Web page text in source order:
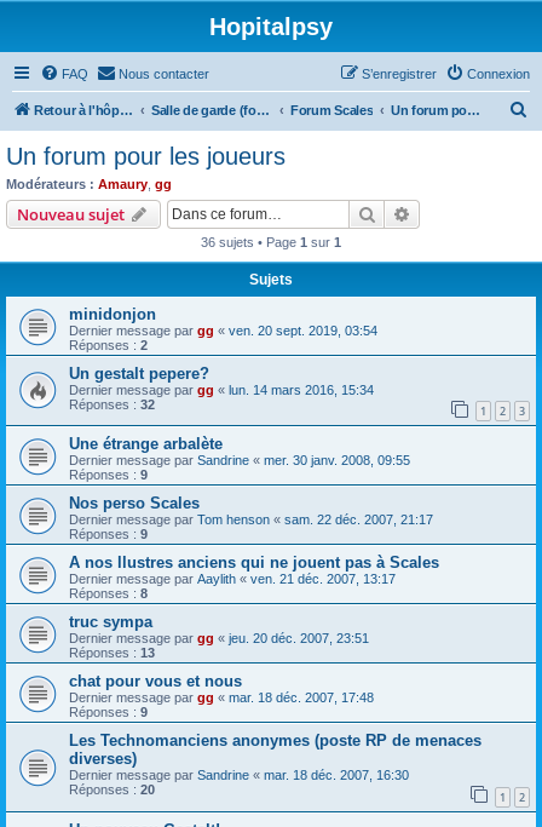
Hopitalpsy
FAQ Nous contacter Connexion
S’enregistrer
Retour à l'hôpital Salle de garde (forum) Forum Scales Un forum pour les joueurs
Un forum pour les joueurs
Modérateurs : Amaury gg
Nouveau sujet Rechercher
36 sujets • Page 1 sur 1
Sujets
minidonjon
Dernier message par gg « ven. 20 sept. 2019, 03:54
Réponses : 2
Un gestalt pepere?
Dernier message par gg « lun. 14 mars 2016, 15:34
Réponses : 32 1 2 3
Une étrange arbalète
Dernier message par Sandrine « mer. 30 janv. 2008, 09:55
Réponses : 9
Nos perso Scales
Dernier message par Tom henson « sam. 22 déc. 2007, 21:17
Réponses : 9
A nos llustres anciens qui ne jouent pas à Scales
Dernier message par Aaylith « ven. 21 déc. 2007, 13:17
Réponses : 8
truc sympa
Dernier message par gg « jeu. 20 déc. 2007, 23:51
Réponses : 13
chat pour vous et nous
Dernier message par gg « mar. 18 déc. 2007, 17:48
Réponses : 9
Les Technomanciens anonymes (poste RP de menaces
diverses)
Dernier message par Sandrine « mar. 18 déc. 2007, 16:30
Réponses : 20 1 2